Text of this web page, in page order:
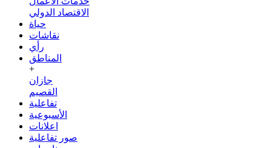
الاقتصاد الدولي
حياة
نقاشات
رأي
المناطق
+
جازان
القصيم
تفاعلية
الأسبوعية
اعلانات
صور تفاعلية